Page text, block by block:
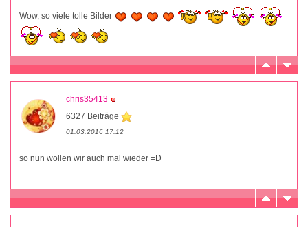
Wow, so viele tolle Bilder
chris35413
6327 Beiträge
01.03.2016 17:12
so nun wollen wir auch mal wieder =D